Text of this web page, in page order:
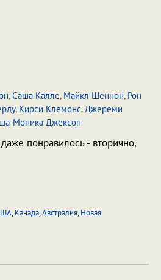
,Саша Калле, Майкл Шеннон, Рон
, Кирси Клемонс,Джереми
Моника Джексон
понравилось - вторично,
,Канада,Австралия,Новая